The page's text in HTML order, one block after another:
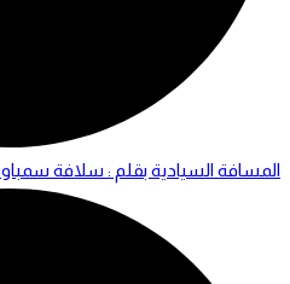
المسافة السيادية بقلم : سلافة سمباوة